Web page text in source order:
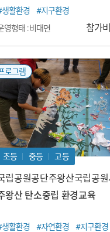
활환경
#지구환경
영형태 : 비대면
참가비
로그램
초등 중등 고등
립공원공단주왕산국립공
왕산 탄소중립 환경교육
활환경 #자연환경
#지구환경